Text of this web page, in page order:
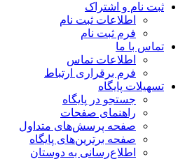
ثبت نام و اشتراک
اطلاعات ثبت نام
فرم ثبت نام
تماس با ما
اطلاعات تماس
فرم برقراری ارتباط
تسهیلات پایگاه
جستجو در پایگاه
راهنمای صفحات
صفحه پرسش‌های متداول
صفحه برترین‌های پایگاه
اطلاع‌رسانی به دوستان